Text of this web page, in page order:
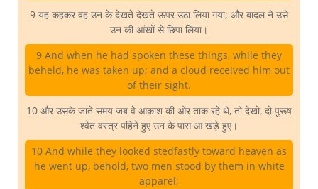
9 यह कहकर वह उन के देखते देखते ऊपर उठा लिया गया; और बादल ने उसे
उन की आंखों से छिपा लिया।
9 And when he had spoken these things, while they
beheld, he was taken up; and a cloud received him out
of their sight.
10 और उसके जाते समय जब वे आकाश की ओर ताक रहे थे, तो देखो, दो पुरूष
श्वेत वस्त्र पहिने हुए उन के पास आ खड़े हुए।
10 And while they looked stedfastly toward heaven as
he went up, behold, two men stood by them in white
apparel;